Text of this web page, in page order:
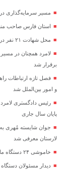
مسیر سرمایه‌گذاری
استان فارس صاحب
محل شهادت ۲۱ نفر در لامرد در مسیر ثبت ملی قرار گرفت
لامرد همچنان در
برقرار شد
فصل تازه ارتباطات
و امور بین‌الملل شد
رئیس دادگستری
پایان سال جاری
جوان شایسته مُهری
لارستان معرفی شد
خاموشی ۲۴ دستگاه ماینر فاقد مجوز در لامرد
دیدار مسئولان دستگاه